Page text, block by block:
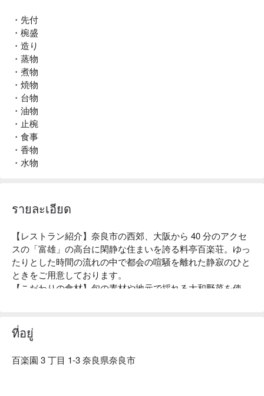
・先付
・椀盛
・造り
・蒸物
・煮物
・焼物
・台物
・油物
・止椀
・食事
・香物
・水物
รายละเอียด
【レストラン紹介】奈良市の西郊、大阪から 40 分のアクセ
スの「富雄」の高台に閑静な住まいを誇る料亭百楽荘。ゆっ
たりとした時間の流れの中で都会の喧騒を離れた静寂のひと
ときをご用意しております。
【こだわりの食材】旬の素材や地元で採れる大和野菜を使
あり、桜、つつじ、紅葉、椿、梅など季節により移り替わる
多彩な花樹が楽しめます。何度お越しいただいても違った魅
ที่อยู่
百楽園 3 丁目 1-3 奈良県奈良市